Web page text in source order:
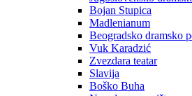
Bojan Stupica
Madlenianum
Beogradsko dramsko
Vuk Karadzić
Zvezdara teatar
Slavija
Boško Buha